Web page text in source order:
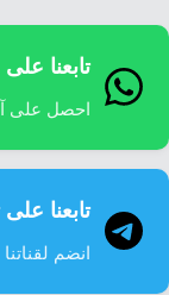
معيشة
قصة
انفوجرافيك
قصص رقمية
تقارير صور
فيديو
تابعنا
احصل على
تابعنا
انضم